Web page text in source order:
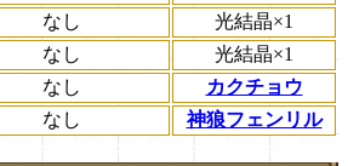
なし
光結晶×1
なし
光結晶×1
なし
カクチョウ
なし 神狼フェンリル